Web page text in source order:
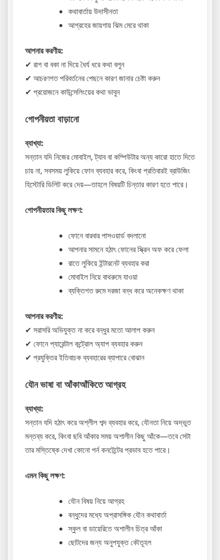
কথাবার্তায় উদাসীনতা
আগ্রহের জায়গায় ঝিম মেরে থাকা
আপনার করণীয়:
✔ রাগ বা বকা না দিয়ে ধৈর্য ধরে কথা বলুন
✔ আচরণগত পরিবর্তনের পেছনে কারণ জানার চেষ্টা করুন
✔ প্রয়োজনে কাউন্সেলিংয়ের কথা ভাবুন
গোপনীয়তা বাড়ানো
ব্যাখ্যা:
সন্তান যদি নিজের মোবাইল, ট্যাব বা কম্পিউটার অন্য কারো হাতে দিতে
চায় না, সবসময় লুকিয়ে ফোন ব্যবহার করে, কিংবা প্রতিবারই ব্রাউজিং
হিস্টোরি ডিলিট করে দেয়—তাহলে বিষয়টি চিন্তার কারণ হতে পারে।
গোপনীয়তার কিছু লক্ষণ:
ফোনে বারবার পাসওয়ার্ড বদলানো
আপনার সামনে হঠাৎ ফোনের স্ক্রিন অফ করে ফেলা
রাতে লুকিয়ে ইন্টারনেট ব্যবহার করা
মোবাইল নিয়ে বাথরুমে যাওয়া
ব্যক্তিগত রুমে দরজা বন্ধ করে অনেকক্ষণ থাকা
আপনার করণীয়:
✔ সরাসরি অভিযুক্ত না করে বন্ধুর মতো আলাপ করুন
✔ ফোনে প্যারেন্টাল কন্ট্রোল অ্যাপ ব্যবহার করুন
✔ প্রযুক্তির ইতিবাচক ব্যবহারের ব্যাপারে বোঝান
যৌন ভাষা বা আঁকাআঁকিতে আগ্রহ
ব্যাখ্যা:
সন্তান যদি হঠাৎ করে অশ্লীল শব্দ ব্যবহার করে, যৌনতা নিয়ে অদ্ভুত
মন্তব্য করে, কিংবা ছবি আঁকার সময় অশালীন কিছু আঁকে—তবে সেটা
তার মস্তিষ্কে দেখা কোনো পর্ন কনটেন্টের প্রভাব হতে পারে।
এমন কিছু লক্ষণ:
যৌন বিষয় নিয়ে আগ্রহ
বন্ধুদের মধ্যে অপ্রাসঙ্গিক যৌন কথাবার্তা
স্কুল বা ডায়েরিতে অশালীন চিত্র আঁকা
ছোটদের জন্য অনুপযুক্ত কৌতূহল